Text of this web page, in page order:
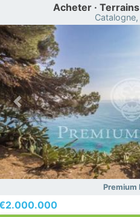
Acheter ·
Premium